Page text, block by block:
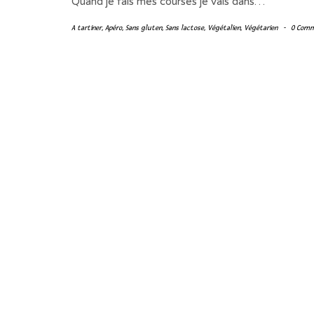
A tartiner, Apéro, Sans gluten, Sans lactose, Végétalien, Végétarien - 0